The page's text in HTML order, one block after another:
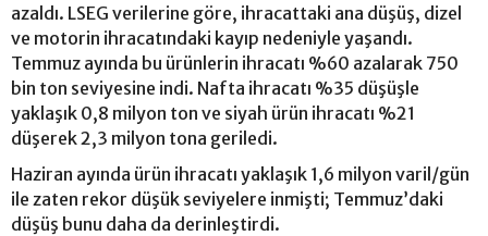
azaldı. LSEG verilerine göre, ihracattaki ana düşüş, dizel
ve motorin ihracatındaki kayıp nedeniyle yaşandı.
Temmuz ayında bu ürünlerin ihracatı %60 azalarak 750
bin ton seviyesine indi. Nafta ihracatı %35 düşüşle
yaklaşık 0,8 milyon ton ve siyah ürün ihracatı %21
düşerek 2,3 milyon tona geriledi.
Haziran ayında ürün ihracatı yaklaşık 1,6 milyon varil/gün
ile zaten rekor düşük seviyelere inmişti; Temmuz’daki
düşüş bunu daha da derinleştirdi.